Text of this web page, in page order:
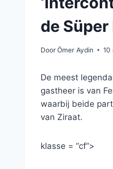
de
DoorÖmer Aydin 10
De meest
gastheer is van
waarbij beide
van Ziraat.
klasse = “cf”>